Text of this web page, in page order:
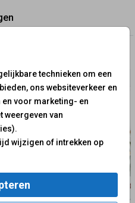
technieken om een
ons websiteverkeer en
voor marketing- en
weergeven van
wijzigen of intrekken op